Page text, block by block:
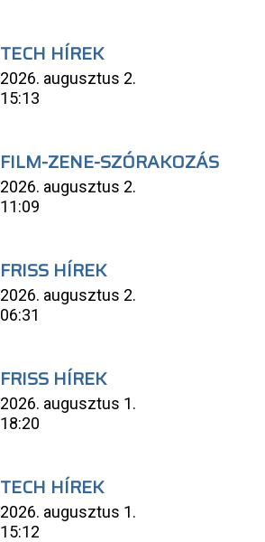
TECH HÍREK
2026. augusztus 2.
15:13
FILM-ZENE-SZÓRAKOZÁS
2026. augusztus 2.
11:09
FRISS HÍREK
2026. augusztus 2.
06:31
FRISS HÍREK
2026. augusztus 1.
18:20
TECH HÍREK
2026. augusztus 1.
15:12